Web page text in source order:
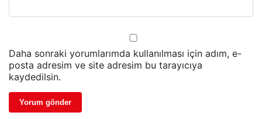
Daha sonraki yorumlarımda kullanılması için adım, e-
posta adresim ve site adresim bu tarayıcıya
kaydedilsin.